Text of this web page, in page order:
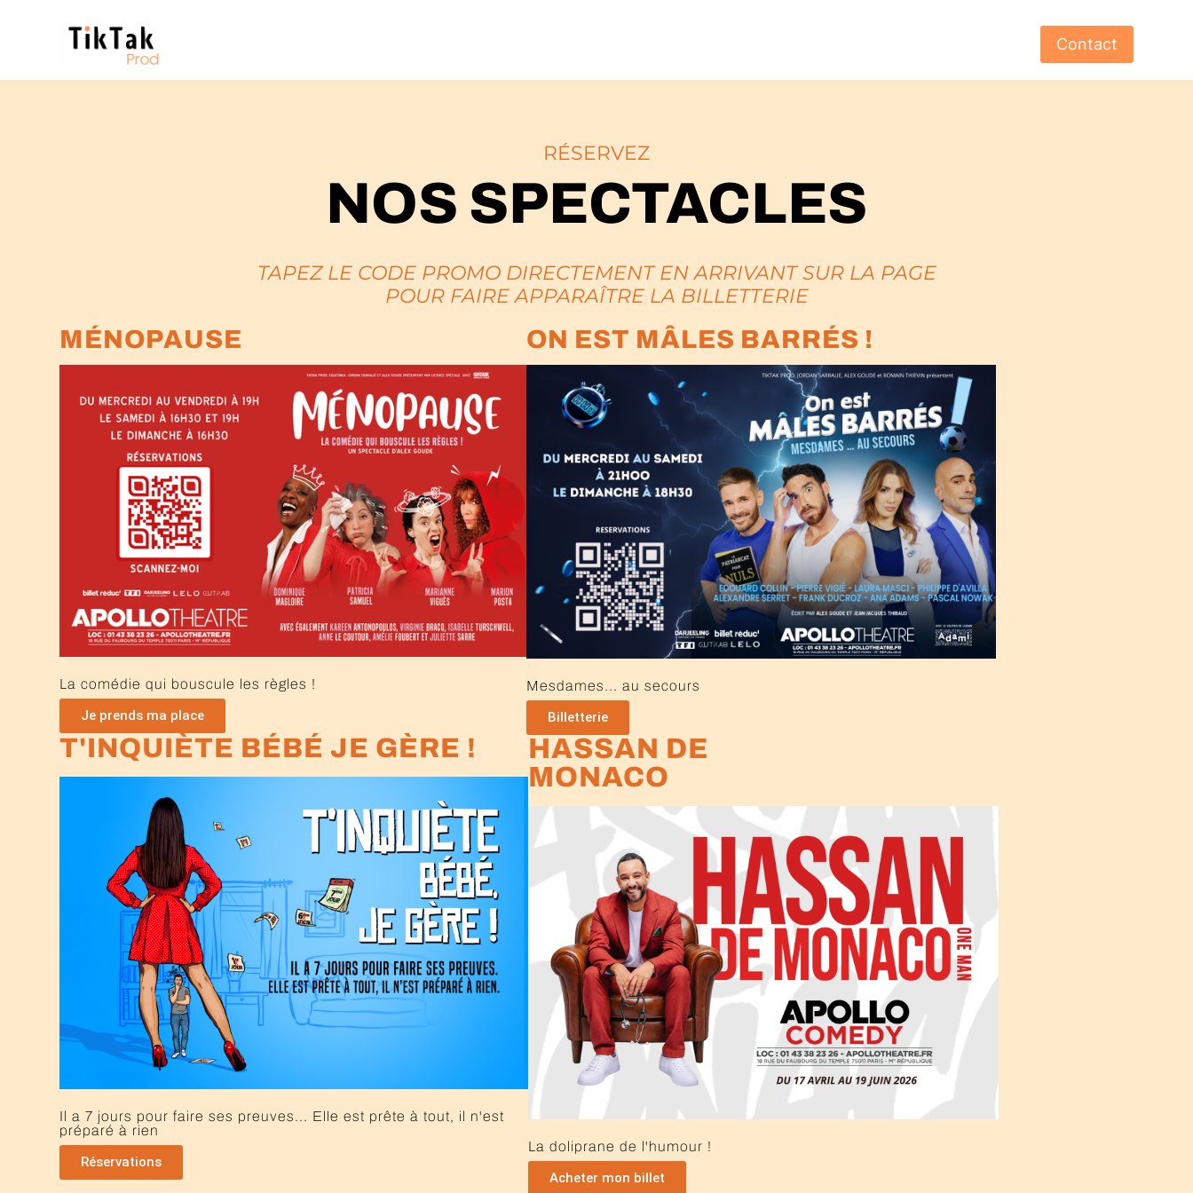
Contact
RÉSERVEZ
NOS SPECTACLES
TAPEZ LE CODE PROMO DIRECTEMENT EN ARRIVANT SUR LA PAGE
POUR FAIRE APPARAÎTRE LA BILLETTERIE
MÉNOPAUSE
La comédie qui bouscule les règles !
Je prends ma place
ON EST MÂLES BARRÉS !
Mesdames... au secours
Billetterie
T'INQUIÈTE BÉBÉ JE GÈRE !
Il a 7 jours pour faire ses preuves... Elle est prête à tout, il n'est
préparé à rien
Réservations
HASSAN DE
MONACO
La doliprane de l'humour !
Acheter mon billet